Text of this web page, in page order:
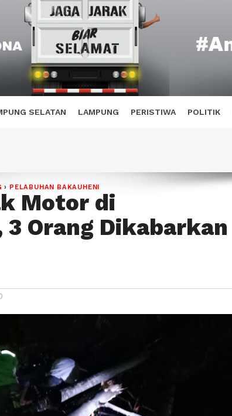
SELATAN LAMPUNG PERISTIWA POLITIK
› PELABUHAN BAKAUHENI
Motor di
3 Orang Dikabarkan